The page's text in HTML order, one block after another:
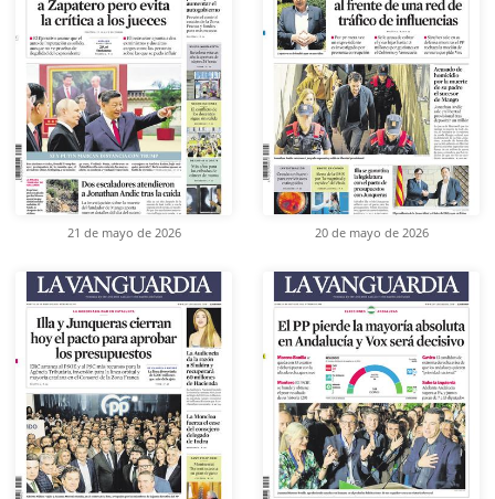
21 de mayo de 2026 20 de mayo de 2026